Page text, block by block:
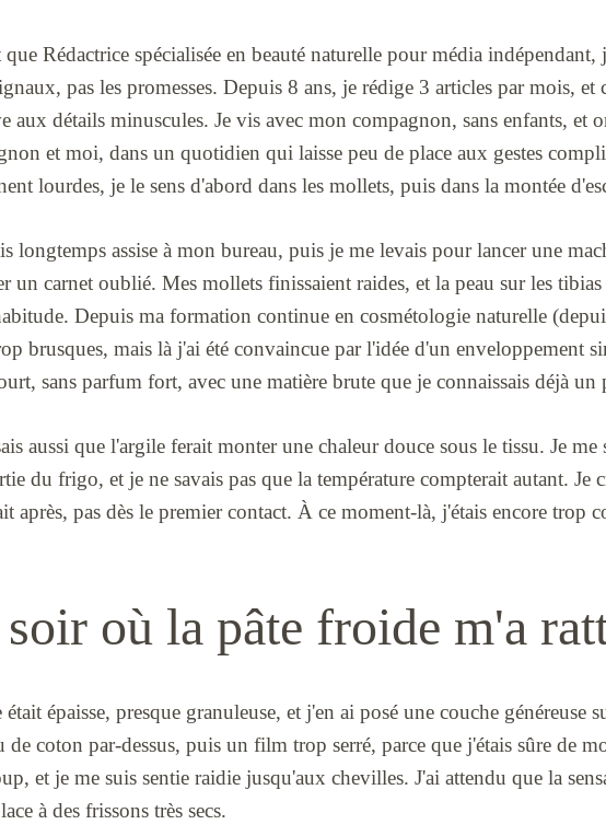
Rédactrice spécialisée en beauté naturelle pour média indépendant,
pas les promesses. Depuis 8 ans, je rédige 3 articles par mois, et
aux détails minuscules. Je vis avec mon compagnon, sans enfants, et
et moi, dans un quotidien qui laisse peu de place aux gestes
lourdes, je le sens d'abord dans les mollets, puis dans la montée
longtemps assise à mon bureau, puis je me levais pour lancer une
un carnet oublié. Mes mollets finissaient raides, et la peau sur les
Depuis ma formation continue en cosmétologie naturelle
brusques, mais là j'ai été convaincue par l'idée d'un enveloppement
sans parfum fort, avec une matière brute que je connaissais déjà un
aussi que l'argile ferait monter une chaleur douce sous le tissu. Je
du frigo, et je ne savais pas que la température compterait autant. Je
après, pas dès le premier contact. À ce moment-là, j'étais encore trop
où la pâte froide m'a
était épaisse, presque granuleuse, et j'en ai posé une couche généreuse
de coton par-dessus, puis un film trop serré, parce que j'étais sûre de
et je me suis sentie raidie jusqu'aux chevilles. J'ai attendu que la
à des frissons très secs.